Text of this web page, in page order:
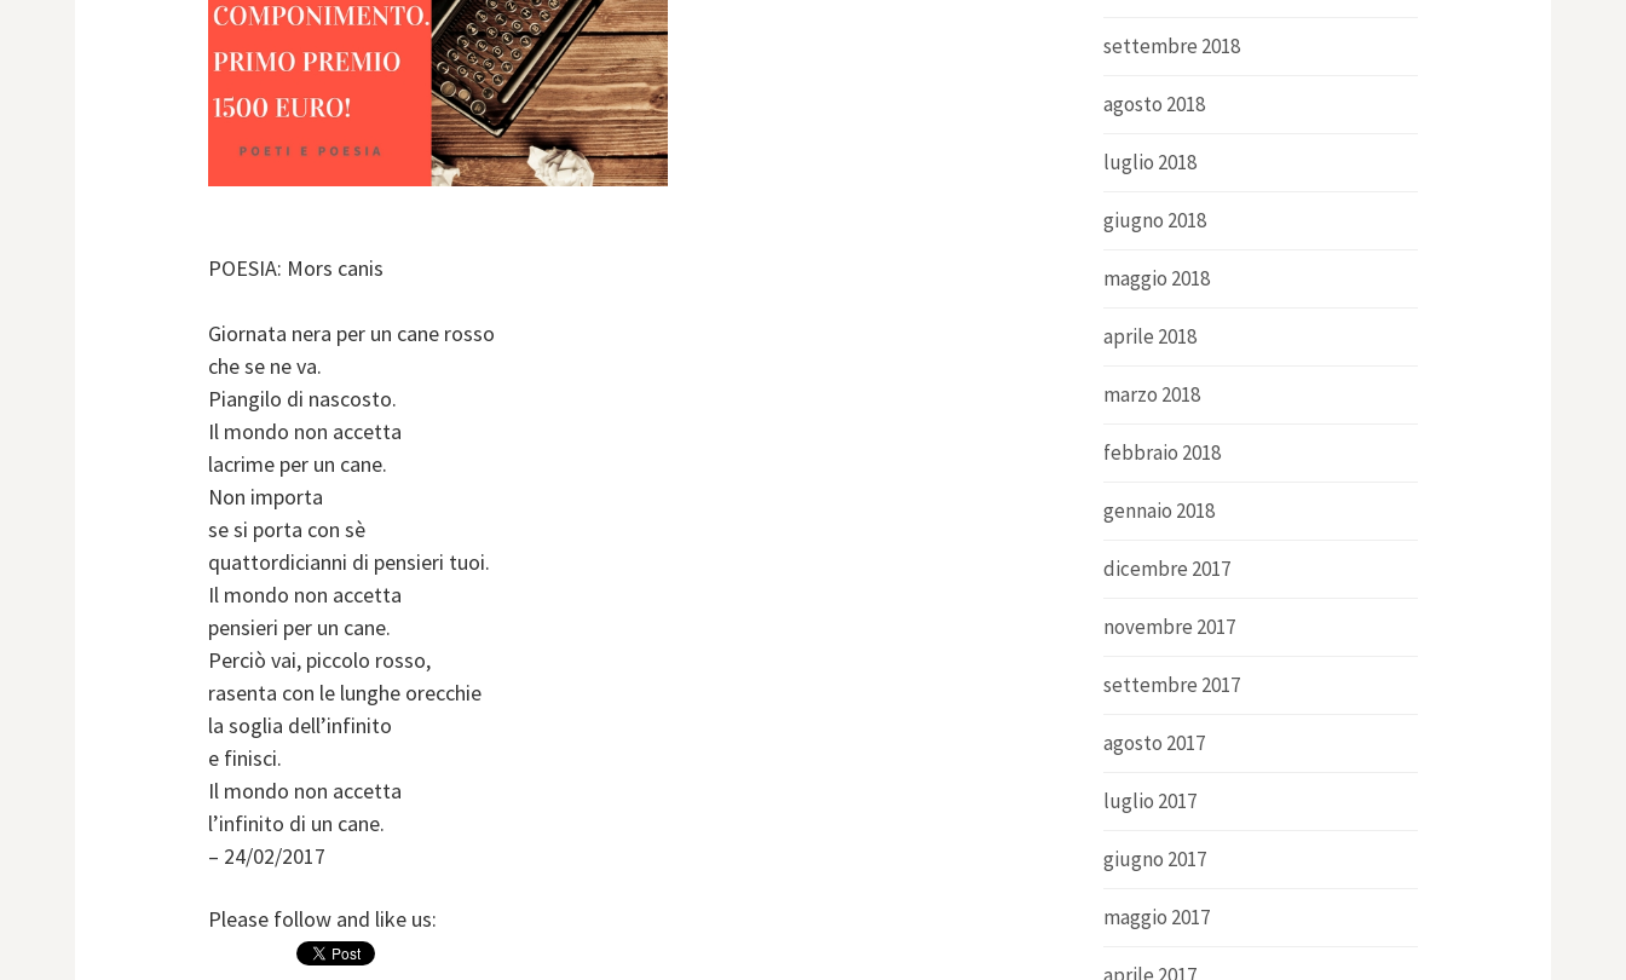
POESIA: Mors canis
Giornata nera per un cane rosso
che se ne va.
Piangilo di nascosto.
Il mondo non accetta
lacrime per un cane.
Non importa
se si porta con sè
quattordicianni di pensieri tuoi.
Il mondo non accetta
pensieri per un cane.
Perciò vai, piccolo rosso,
rasenta con le lunghe orecchie
la soglia dell’infinito
e finisci.
Il mondo non accetta
l’infinito di un cane.
– 24/02/2017
Please follow and like us:
settembre 2018
agosto 2018
luglio 2018
giugno 2018
maggio 2018
aprile 2018
marzo 2018
febbraio 2018
gennaio 2018
dicembre 2017
novembre 2017
settembre 2017
agosto 2017
luglio 2017
giugno 2017
maggio 2017